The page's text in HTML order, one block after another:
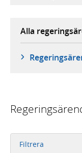
Alla
Filtrera